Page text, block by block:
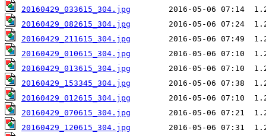
20160429_033615_304.jpg
20160429_082615_304.jpg
20160429_211615_304.jpg
20160429_010615_304.jpg
20160429_013615_304.jpg
20160429_153345_304.jpg
20160429_012615_304.jpg
20160429_070615_304.jpg
20160429_120615_304.jpg